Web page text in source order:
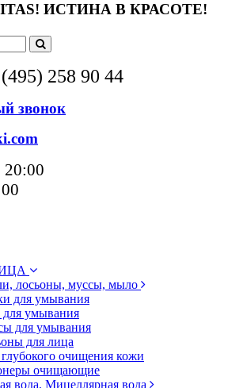
ИСТИНА В КРАСОТЕ!
258 90 44
звонок
лосьоны, муссы, мыло
для умывания
для умывания
для умывания
для лица
очищения кожи
очищающие
вода, Мицеллярная вода